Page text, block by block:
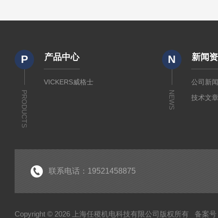
P
PRODUCTS
产品中心
VICKERS威格士
N
NEWS
新闻
公司新
技术文
联系电话：19521458875
Copyright © 2026 上海任稷机电科技有限公司版权所有 备案号